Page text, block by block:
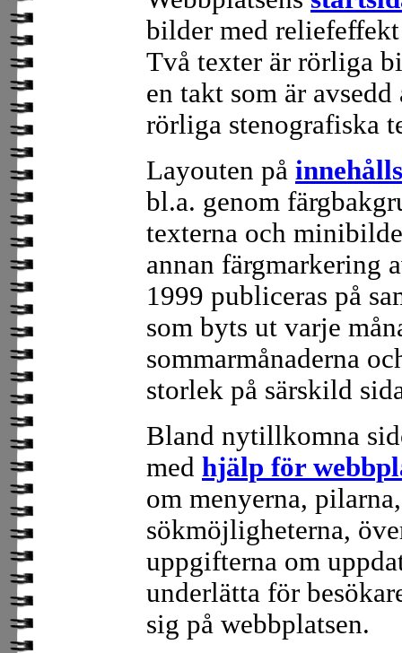
bilder med
Två texter är rörliga
en takt som är
rörliga stenografiska
Layouten på
bl.a. genom
texterna och
annan färgmarkering
1999 publiceras på
som byts ut varje
sommarmånaderna
storlek på särskild
Bland nytillkomna
med hjälp för
om menyerna,
sökmöjligheterna,
uppgifterna om
underlätta för
sig på webbplatsen.